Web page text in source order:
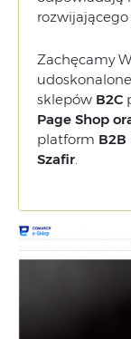
Zachęcamy
sklepów B2C
Page Shop
platform B2B
Szafir.